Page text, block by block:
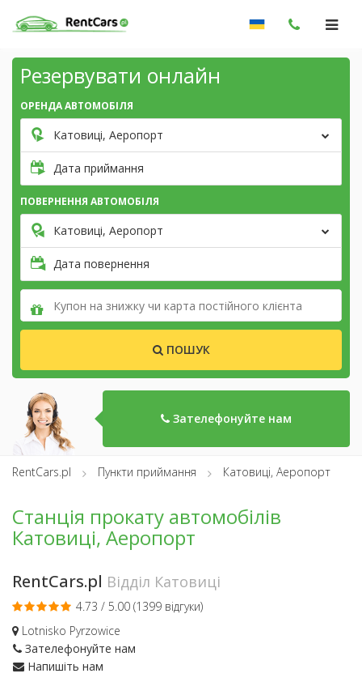
Резервувати онлайн
ОРЕНДА АВТОМОБІЛЯ
Катовиці, Аеропорт
Дата приймання
ПОВЕРНЕННЯ АВТОМОБІЛЯ
Катовиці, Аеропорт
Дата повернення
ПОШУК
Зателефонуйте нам
RentCars.pl Пункти приймання Катовиці, Аеропорт
Станція прокату автомобілів
Катовиці, Аеропорт
RentCars.pl Відділ Катовиці
4.73 / 5.00 (1399 відгуки)
Lotnisko Pyrzowice
Зателефонуйте нам
Напишіть нам